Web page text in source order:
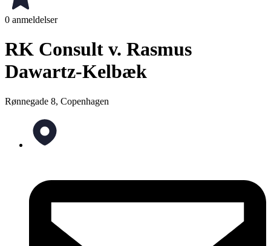
0 anmeldelser
RK Consult v. Rasmus
Dawartz-Kelbæk
Rønnegade 8, Copenhagen